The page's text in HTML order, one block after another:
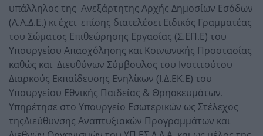
υπάλληλος της Ανεξάρτητης Αρχής Δημοσίων Εσόδων
(Α.Α.Δ.Ε.) κι έχει επίσης διατελέσει Ειδικός Γραμματέας
του Σώματος Επιθεώρησης Εργασίας (Σ.ΕΠ.Ε) του
Υπουργείου Απασχόλησης και Κοινωνικής Προστασίας
καθώς και Διευθύνων Σύμβουλος του Ινστιτούτου
Διαρκούς Εκπαίδευσης Ενηλίκων (Ι.Δ.ΕΚ.Ε) του
Υπουργείου Εθνικής Παιδείας & Θρησκευμάτων.
Υπηρέτησε στο Υπουργείο Εσωτερικών ως Στέλεχος
τηςΔιεύθυνσης Αναπτυξιακών Προγραμμάτων και